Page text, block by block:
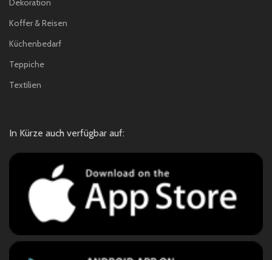
Dekoration
Koffer & Reisen
Küchenbedarf
Teppiche
Textilien
In Kürze auch verfügbar auf: